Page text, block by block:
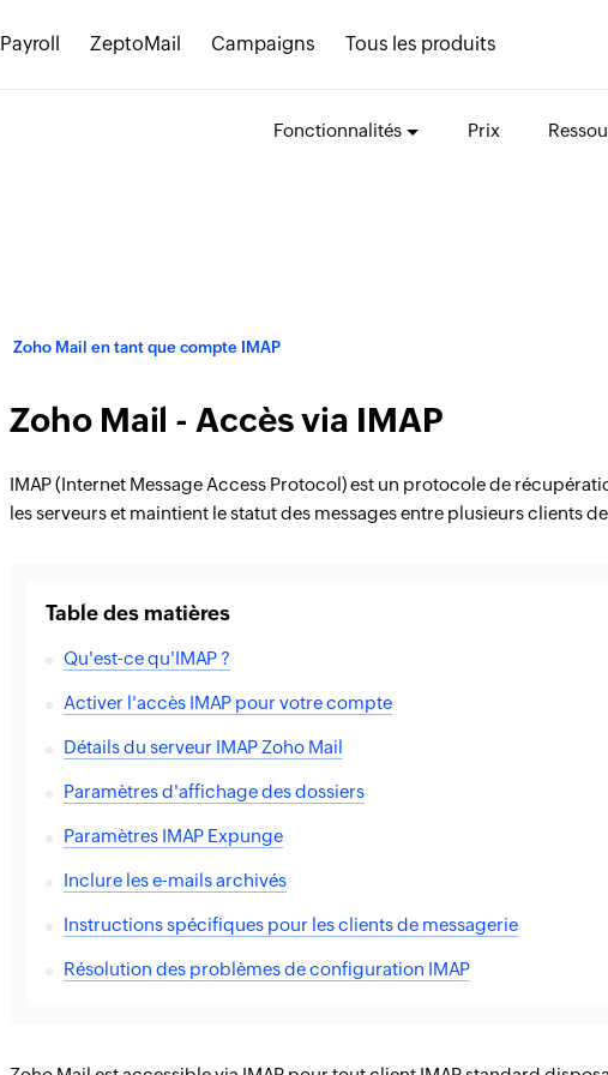
Payroll ZeptoMail Campaigns Tous les produits
Fonctionnalités Prix
Zoho Mail en tant que compte IMAP
Zoho Mail - Accès via IMAP
IMAP (Internet Message Access Protocol) est un protocole de
les serveurs et maintient le statut des messages entre plusieurs clients
Table des matières
Qu'est-ce qu'IMAP ?
Activer l'accès IMAP pour votre compte
Détails du serveur IMAP Zoho Mail
Paramètres d'affichage des dossiers
Paramètres IMAP Expunge
Inclure les e-mails archivés
Instructions spécifiques pour les clients de messagerie
Résolution des problèmes de configuration IMAP